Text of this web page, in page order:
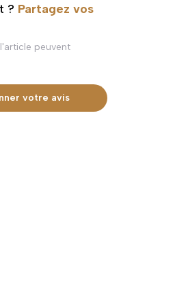
? Partagez vos
peuvent
votre avis